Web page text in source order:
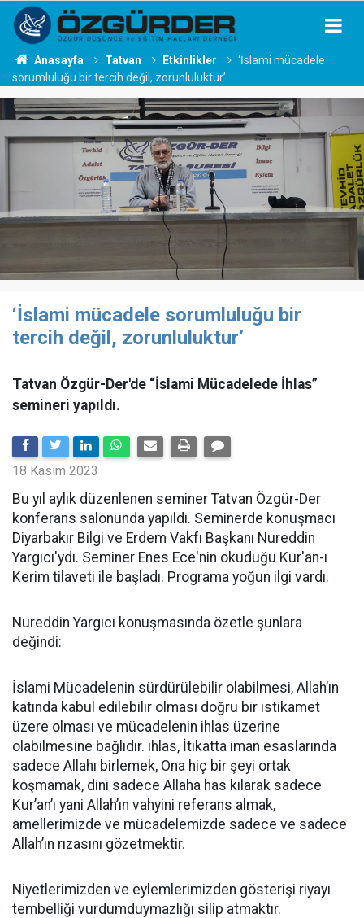
Anasayfa Tatvan Etkinlikler
‘İslami mücadele
sorumluluğu bir tercih değil, zorunluluktur’
‘İslami mücadele sorumluluğu bir
tercih değil, zorunluluktur’
Tatvan Özgür-Der'de “İslami Mücadelede İhlas”
semineri yapıldı.
18 Kasım 2023
Bu yıl aylık düzenlenen seminer Tatvan Özgür-Der
konferans salonunda yapıldı. Seminerde konuşmacı
Diyarbakır Bilgi ve Erdem Vakfı Başkanı Nureddin
Yargıcı'ydı. Seminer Enes Ece'nin okuduğu Kur'an-ı
Kerim tilaveti ile başladı. Programa yoğun ilgi vardı.
Nureddin Yargıcı konuşmasında özetle şunlara
değindi:
İslami Mücadelenin sürdürülebilir olabilmesi, Allah’ın
katında kabul edilebilir olması doğru bir istikamet
üzere olması ve mücadelenin ihlas üzerine
olabilmesine bağlıdır. ihlas, İtikatta iman esaslarında
sadece Allahı birlemek, Ona hiç bir şeyi ortak
koşmamak, dini sadece Allaha has kılarak sadece
Kur’an’ı yani Allah’ın vahyini referans almak,
amellerimizde ve mücadelemizde sadece ve sadece
Allah’ın rızasını gözetmektir.
Niyetlerimizden ve eylemlerimizden gösterişi riyayı
tembelliği vurdumduymazlığı silip atmaktır.